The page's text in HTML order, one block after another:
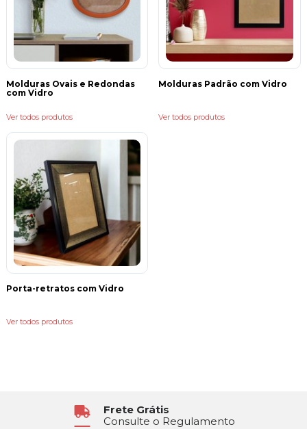
Molduras Ovais e Redondas
com Vidro
Ver todos produtos
Molduras Padrão com Vidro
Ver todos produtos
Porta-retratos com Vidro
Ver todos produtos
Frete Grátis
Consulte o Regulamento